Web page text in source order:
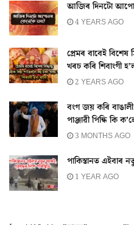
আজিৰ দিনটো
4 YEARS AGO
প্ৰেমৰ বাবেই বিশেষ
খৰচ কৰি শিবাংগী
2 YEARS AGO
বংগ জয় কৰি
পাঞ্জাৱী পিন্ধি কি
3 MONTHS AGO
পাকিস্তানত এইবাৰ
1 YEAR AGO